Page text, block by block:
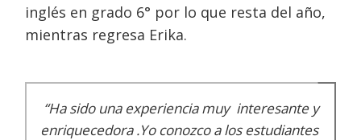
inglés en grado 6° por lo que resta del año,
mientras regresa Erika.
“Ha sido una experiencia muy interesante y
enriquecedora .Yo conozco a los estudiantes